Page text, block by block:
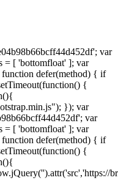
var
= [ 'bottomfloat' ]; var
function defer(method) { if
{
}); var
var
= [ 'bottomfloat' ]; var
function defer(method) { if
{